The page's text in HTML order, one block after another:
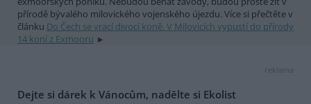
přírodě bývalého milovického vojenského újezdu. Více si přečtěte v
článku Do Čech se vrací divocí koně. V Milovicích vypustí do přírody
14 koní z Exmooru
reklama
Dejte si dárek k Vánocům, nadělte si Ekolist